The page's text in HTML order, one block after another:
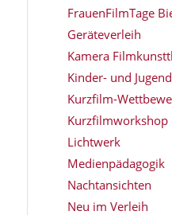
FrauenFilmTage
Geräteverleih
Kamera
Kinder- und
Kurzfilm-
Kurzfilmworkshop
Lichtwerk
Medienpädagogik
Nachtansichten
Neu im Verleih